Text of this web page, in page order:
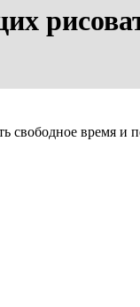
свободное время и